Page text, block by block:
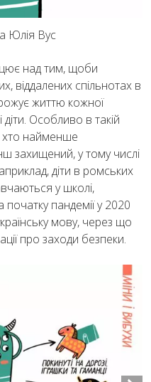
Юлія Вус
над тим, щоби
віддалених спільнотах в
життю кожної
Особливо в такій
хто найменше
захищений, у тому числі
діти в ромських
у школі,
пандемії у 2020
мову, через що
про заходи безпеки.